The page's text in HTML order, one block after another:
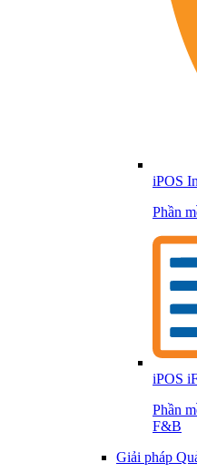
iPOS
Phần
iPOS
Phần
F&B
Giải pháp